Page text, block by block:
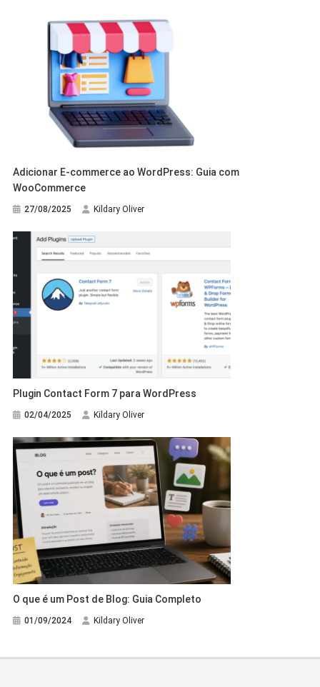
Adicionar E-commerce ao WordPress: Guia com
WooCommerce
27/08/2025 Kildary Oliver
Plugin Contact Form 7 para WordPress
02/04/2025 Kildary Oliver
O que é um Post de Blog: Guia Completo
01/09/2024 Kildary Oliver